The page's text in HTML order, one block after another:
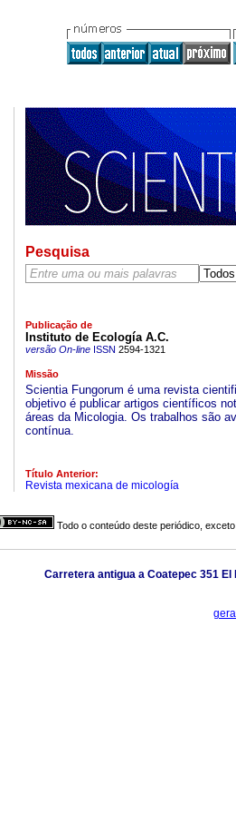
Pesquisa
Publicação de
Instituto de Ecología A.C.
versão On-lineISSN 2594-1321
Missão
Scientia Fungorum é uma revista
objetivo é publicar artigos científicos
áreas da Micologia. Os trabalhos são
contínua.
Título Anterior:
Revista mexicana de micología
Todo o conteúdo deste periódico,
Carretera antigua a Coatepec 351 El